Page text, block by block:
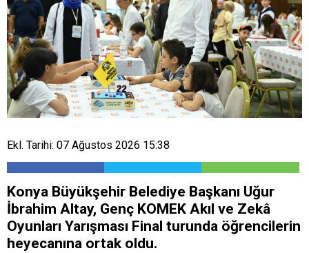
Ekl. Tarihi: 07 Ağustos 2026 15:38
Konya Büyükşehir Belediye Başkanı Uğur
İbrahim Altay, Genç KOMEK Akıl ve Zekâ
Oyunları Yarışması Final turunda öğrencilerin
heyecanına ortak oldu.